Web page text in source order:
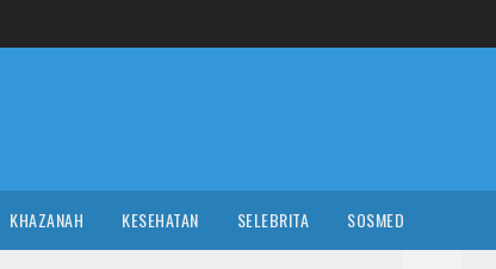
KHAZANAH KESEHATAN SELEBRITA SOSMED